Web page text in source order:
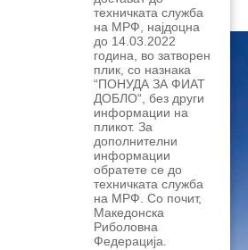
техничката служба
на МРФ, најдоцна
до 14.03.2022
година, во затворен
плик, со назнака
“ПОНУДА ЗА ФИАТ
ДОБЛО“, без други
информации на
пликот. За
дополнителни
информации
обратете се до
техничката служба
на МРФ. Со почит,
Македонска
Риболовна
Федерација.